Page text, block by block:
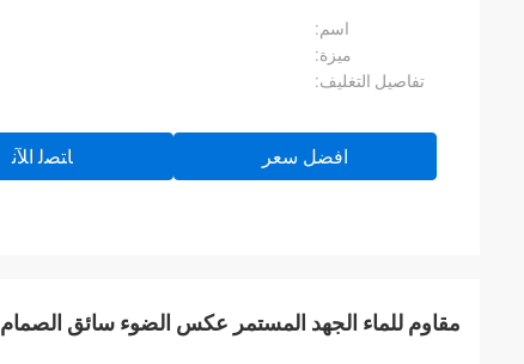
اسم:
ميزة:
تفاصيل التغليف:
افضل سعر ﺎﺘﺼﻟ ﺍﻶﻧ
مقاوم للماء الجهد المستمر عكس الضوء سائق الصمام 12v 65w